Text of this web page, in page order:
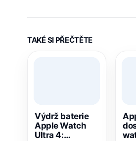
TAKÉ SI PŘEČTĚTE
Výdrž baterie
Apple Watch
Ultra 4: